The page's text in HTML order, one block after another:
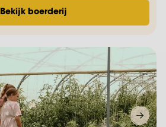
Bekijk boerderij